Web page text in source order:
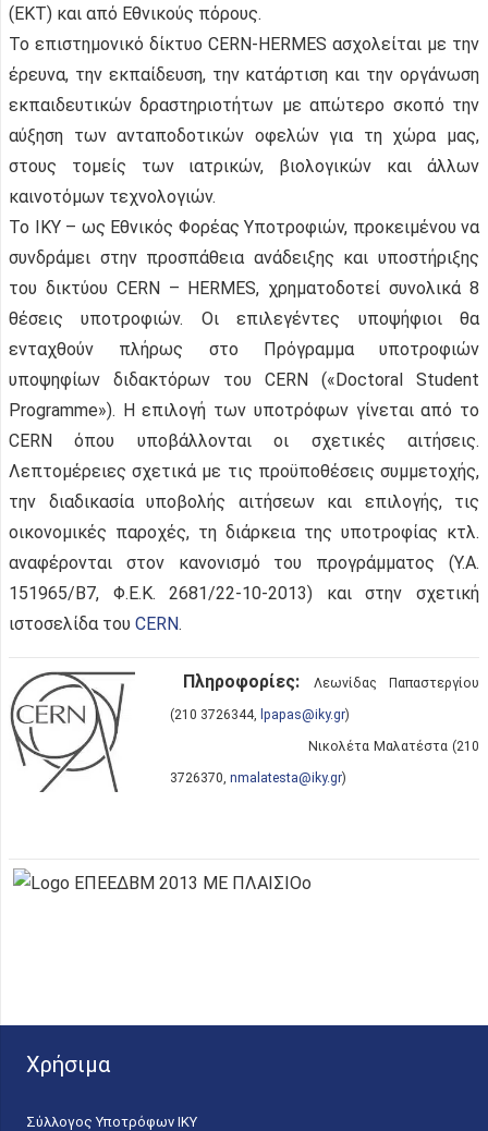
(ΕΚΤ) και από Εθνικούς πόρους.
Το επιστημονικό δίκτυο CERN-HERMES ασχολείται με την
έρευνα, την εκπαίδευση, την κατάρτιση και την οργάνωση
εκπαιδευτικών δραστηριοτήτων με απώτερο σκοπό την
αύξηση των ανταποδοτικών οφελών για τη χώρα μας,
στους τομείς των ιατρικών, βιολογικών και άλλων
καινοτόμων τεχνολογιών.
Το ΙΚΥ – ως Εθνικός Φορέας Υποτροφιών, προκειμένου να
συνδράμει στην προσπάθεια ανάδειξης και υποστήριξης
του δικτύου CERN – HERMES, χρηματοδοτεί συνολικά 8
θέσεις υποτροφιών. Οι επιλεγέντες υποψήφιοι θα
ενταχθούν πλήρως στο Πρόγραμμα υποτροφιών
υποψηφίων διδακτόρων του CERN («Doctoral Student
Programme»). Η επιλογή των υποτρόφων γίνεται από το
CERN όπου υποβάλλονται οι σχετικές αιτήσεις.
Λεπτομέρειες σχετικά με τις προϋποθέσεις συμμετοχής,
την διαδικασία υποβολής αιτήσεων και επιλογής, τις
οικονομικές παροχές, τη διάρκεια της υποτροφίας κτλ.
αναφέρονται στον κανονισμό του προγράμματος (Υ.Α.
151965/Β7, Φ.Ε.Κ. 2681/22-10-2013) και στην σχετική
ιστοσελίδα του CERN.
Πληροφορίες: Λεωνίδας Παπαστεργίου
(210 3726344, lpapas@iky.gr)
Νικολέτα Μαλατέστα (210
3726370, nmalatesta@iky.gr)
Χρήσιμα
Σύλλογος Υποτρόφων ΙΚΥ